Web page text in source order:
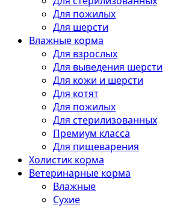
Для пожилых
Для шерсти
Влажные корма
Для взрослых
Для выведения шерсти
Для кожи и шерсти
Для котят
Для пожилых
Для стерилизованных
Премиум класса
Для пищеварения
Холистик корма
Ветеринарные корма
Влажные
Сухие